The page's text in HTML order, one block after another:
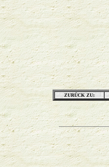
ZURÜCK ZU: